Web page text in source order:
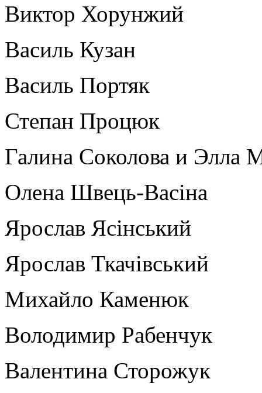
Виктор Хорунжий
Василь Кузан
Василь Портяк
Степан Процюк
Галина Соколова и Элла
Олена Швець-Васіна
Ярослав Ясінський
Ярослав Ткачівський
Михайло Каменюк
Володимир Рабенчук
Валентина Сторожук